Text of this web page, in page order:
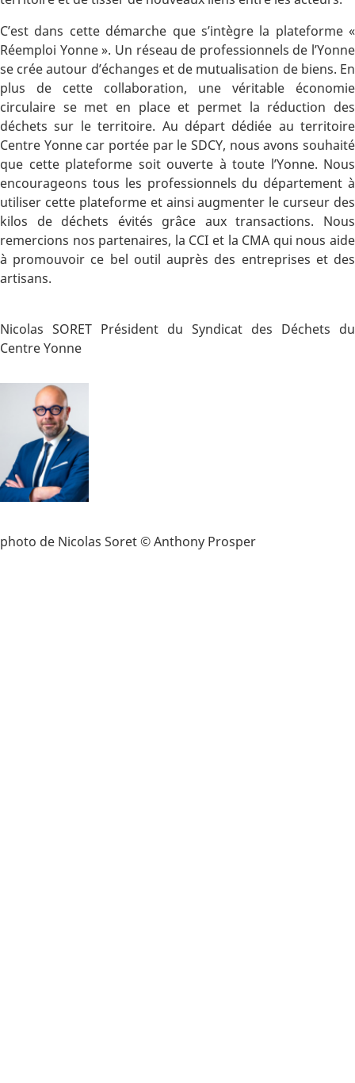
C’est dans cette démarche que s’intègre la plateforme «
Réemploi Yonne ». Un réseau de professionnels de l’Yonne
se crée autour d’échanges et de mutualisation de biens. En
plus de cette collaboration, une véritable économie
circulaire se met en place et permet la réduction des
déchets sur le territoire. Au départ dédiée au territoire
Centre Yonne car portée par le SDCY, nous avons souhaité
que cette plateforme soit ouverte à toute l’Yonne. Nous
encourageons tous les professionnels du département à
utiliser cette plateforme et ainsi augmenter le curseur des
kilos de déchets évités grâce aux transactions. Nous
remercions nos partenaires, la CCI et la CMA qui nous aide
à promouvoir ce bel outil auprès des entreprises et des
artisans.
Nicolas SORET Président du Syndicat des Déchets du
Centre Yonne
photo de Nicolas Soret © Anthony Prosper